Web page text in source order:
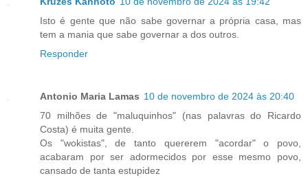
Isto é gente que não sabe governar a própria casa, mas
tem a mania que sabe governar a dos outros.
Responder
Antonio Maria Lamas 10 de novembro de 2024 às 20:40
70 milhões de "maluquinhos" (nas palavras do Ricardo
Costa) é muita gente.
Os "wokistas", de tanto quererem "acordar" o povo,
acabaram por ser adormecidos por esse mesmo povo,
cansado de tanta estupidez